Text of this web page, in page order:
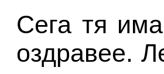
Сега тя
оздравее.